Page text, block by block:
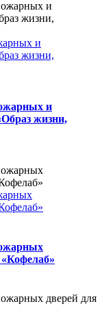
и
жизни,
и
жизни,